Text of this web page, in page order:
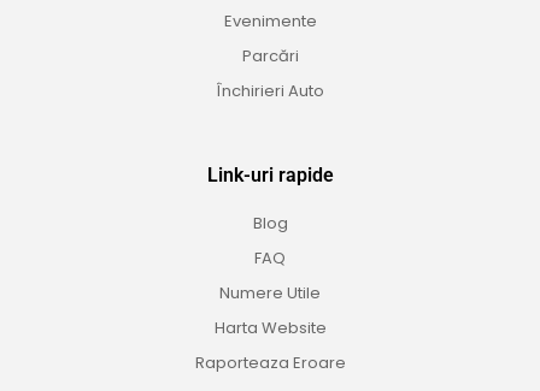
Evenimente
Parcări
Închirieri Auto
Link-uri rapide
Blog
FAQ
Numere Utile
Harta Website
Raporteaza Eroare